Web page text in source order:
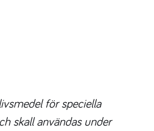
för speciella
skall användas under